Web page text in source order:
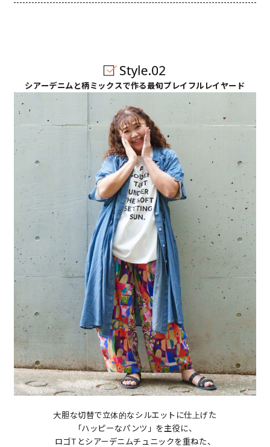
シアーデニムと柄ミックスで作る最旬プレイフルレイヤード
大胆な切替で立体的なシルエットに仕上げた
「ハッピーなパンツ」を主役に、
ロゴTとシアーデニムチュニックを重ねた、